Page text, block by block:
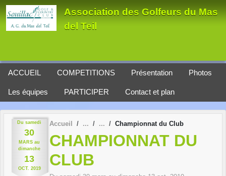
Association des Golfeurs du Mas
del Teil
ACCUEIL COMPETITIONS Présentation Photos
Les équipes PARTICIPER Contact et plan
Du samedi
30
MARS au
dimanche
13
OCT. 2019
Accueil Championnat du Club
CHAMPIONNAT DU
CLUB
Panneau de gestion des cookies